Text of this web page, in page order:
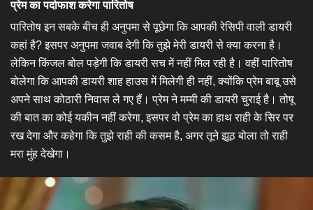
प्रेम का पर्दाफाश करेगा पारितोष
​पारितोष इन सबके बीच ही अनुपमा से पूछेगा कि आपकी रेसिपी वाली डायरी
कहां है? इसपर अनुपमा जवाब देगी कि तुझे मेरी डायरी से क्या करना है।
लेकिन किंजल बोल पड़ेगी कि डायरी सच में नहीं मिल रही है। वहीं पारितोष
बोलेगा कि आपकी डायरी शाह हाउस में मिलेगी ही नहीं, क्योंकि प्रेम बाबू उसे
अपने साथ कोठारी निवास ले गए हैं। प्रेम ने मम्मी की डायरी चुराई है। तोषू
की बात का कोई यकीन नहीं करेगा, इसपर वो प्रेम का हाथ राही के सिर पर
रख देगा और कहेगा कि तुझे राही की कसम है, अगर तूने झूठ बोला तो राही
मरा मुंह देखेगा।​